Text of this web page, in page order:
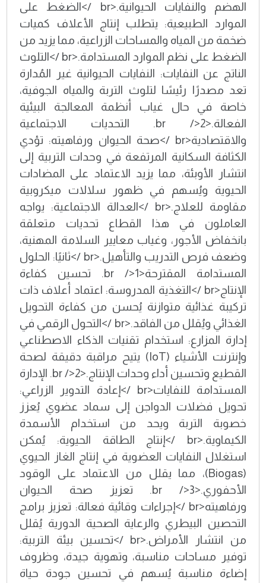
الهضم والنفايات الحيوانية.<br />الضغط على
الموارد الطبيعية: يتطلب إنتاج الأعلاف كميات
ضخمة من المياه والمساحات الزراعية، مما يزيد من
الضغط على نظم الموارد المستدامة.<br />التلوث
الناتج عن النفايات: النفايات الحيوانية غير المُدارة
تعد مصدرًا رئيسًا لتلوث التربة والمياه الجوفية،
خاصة في حال غياب أنظمة المعالجة البيئية
الفعالة.<br />2. التحديات الاجتماعية
والاقتصادية<br />صحة الحيوان ورفاهيته: تؤدي
الكثافة السكانية المرتفعة في وحدات التربية إلى
انتشار الأوبئة، مما يزيد الاعتماد على المضادات
الحيوية ويُسهم في ظهور سلالات ميكروبية
مقاومة للعلاج.<br />العدالة الاجتماعية: يواجه
العاملون في هذا القطاع تحديات متعلقة
بانخفاض الأجور، وغياب معايير السلامة المهنية،
وضعف فرص التدريب والتأهيل.<br />ثانيًا: الحلول
المستدامة المقترحة<br />1. تحسين كفاءة
الإنتاج<br />التغذية المدروسة: اعتماد أعلاف ذات
تركيبة غذائية متوازنة يُحسن من كفاءة التحويل
الغذائي ويُقلل من الفاقد.<br />التحول الرقمي في
إدارة المزارع: استخدام تقنيات الذكاء الاصطناعي
وإنترنت الأشياء (IoT) يتيح مراقبة دقيقة لصحة
القطيع وتحسين أداء وحدات الإنتاج.<br />2. الإدارة
المستدامة للنفايات<br />إعادة التدوير الزراعي:
تحويل فضلات الدواجن إلى سماد عضوي يُعزز
خصوبة التربة ويحد من استخدام الأسمدة
الكيماوية.<br />إنتاج الطاقة الحيوية: يُمكن
استغلال النفايات العضوية في إنتاج الغاز الحيوي
(Biogas)، مما يقلل من الاعتماد على الوقود
الأحفوري.<br />3. تعزيز صحة الحيوان
ورفاهيته<br />إجراءات وقائية فعالة: تعزيز برامج
التحصين البيطري والرعاية الصحية الدورية يُقلل
من انتشار الأمراض.<br />تحسين بيئة التربية:
توفير مساحات مناسبة، وتهوية جيدة، وظروف
إضاءة مناسبة يُسهم في تحسين جودة حياة